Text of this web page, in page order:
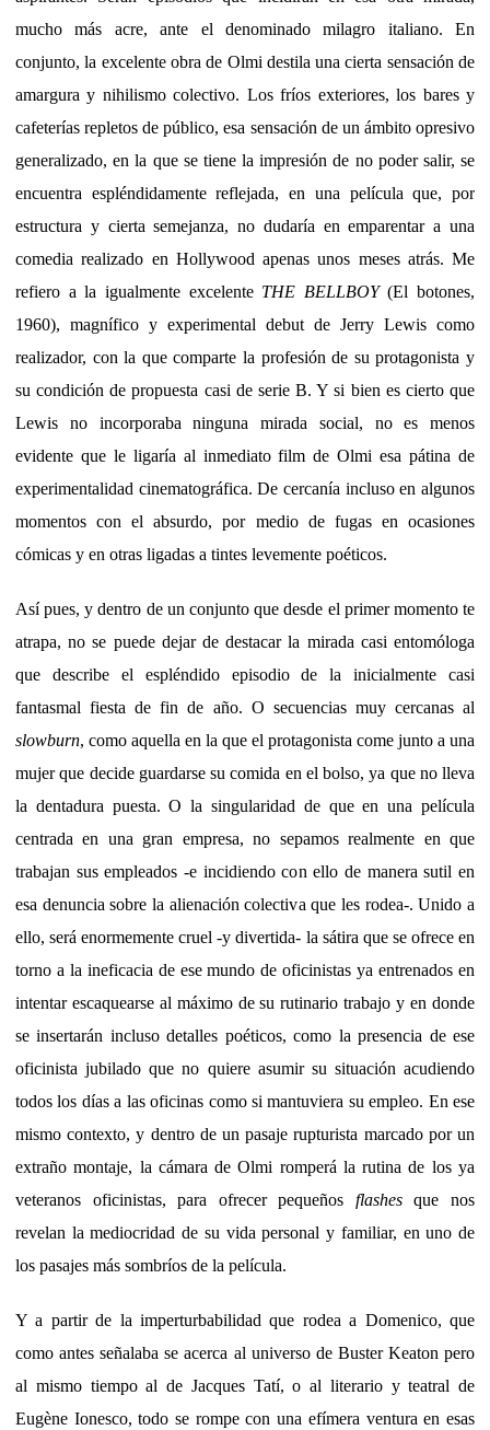
mucho más acre, ante el denominado milagro italiano. En
conjunto, la excelente obra de Olmi destila una cierta sensación de
amargura y nihilismo colectivo. Los fríos exteriores, los bares y
cafeterías repletos de público, esa sensación de un ámbito opresivo
generalizado, en la que se tiene la impresión de no poder salir, se
encuentra espléndidamente reflejada, en una película que, por
estructura y cierta semejanza, no dudaría en emparentar a una
comedia realizado en Hollywood apenas unos meses atrás. Me
refiero a la igualmente excelente THE BELLBOY(El botones,
1960), magnífico y experimental debut de Jerry Lewis como
realizador, con la que comparte la profesión de su protagonista y
su condición de propuesta casi de serie B. Y si bien es cierto que
Lewis no incorporaba ninguna mirada social, no es menos
evidente que le ligaría al inmediato film de Olmi esa pátina de
experimentalidad cinematográfica. De cercanía incluso en algunos
momentos con el absurdo, por medio de fugas en ocasiones
cómicas y en otras ligadas a tintes levemente poéticos.
Así pues, y dentro de un conjunto que desde el primer momento te
atrapa, no se puede dejar de destacar la mirada casi entomóloga
que describe el espléndido episodio de la inicialmente casi
fantasmal fiesta de fin de año. O secuencias muy cercanas al
slowburn, como aquella en la que el protagonista come junto a una
mujer que decide guardarse su comida en el bolso, ya que no lleva
la dentadura puesta. O la singularidad de que en una película
centrada en una gran empresa, no sepamos realmente en que
trabajan sus empleados -e incidiendo con ello de manera sutil en
esa denuncia sobre la alienación colectiva que les rodea-. Unido a
ello, será enormemente cruel -y divertida- la sátira que se ofrece en
torno a la ineficacia de ese mundo de oficinistas ya entrenados en
intentar escaquearse al máximo de su rutinario trabajo y en donde
se insertarán incluso detalles poéticos, como la presencia de ese
oficinista jubilado que no quiere asumir su situación acudiendo
todos los días a las oficinas como si mantuviera su empleo. En ese
mismo contexto, y dentro de un pasaje rupturista marcado por un
extraño montaje, la cámara de Olmi romperá la rutina de los ya
veteranos oficinistas, para ofrecer pequeños flashesque nos
revelan la mediocridad de su vida personal y familiar, en uno de
los pasajes más sombríos de la película.
Y a partir de la imperturbabilidad que rodea a Domenico, que
como antes señalaba se acerca al universo de Buster Keaton pero
al mismo tiempo al de Jacques Tatí, o al literario y teatral de
Eugène Ionesco, todo se rompe con una efímera ventura en esas